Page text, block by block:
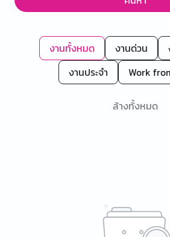
งานทั้งหมด งานด่วน
งานประจำ
Work
ล้างทั้งหมด